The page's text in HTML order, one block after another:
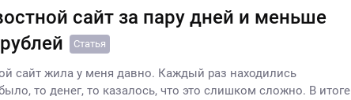
сайт за пару дней и меньше
Статья
сайт жила у меня давно. Каждый раз находились
то денег, то казалось, что это слишком сложно. В итоге